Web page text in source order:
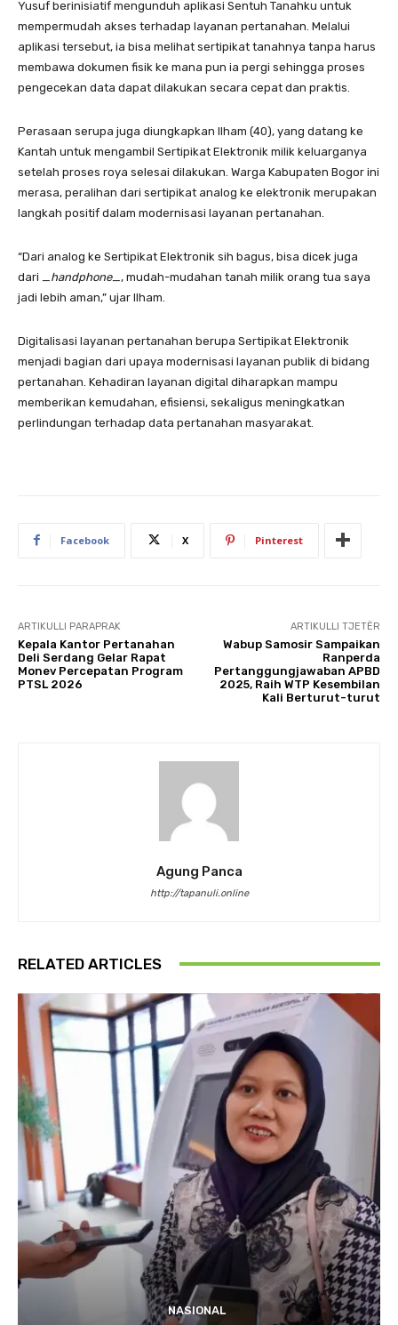
Yusuf berinisiatif mengunduh aplikasi Sentuh Tanahku untuk
mempermudah akses terhadap layanan pertanahan. Melalui
aplikasi tersebut, ia bisa melihat sertipikat tanahnya tanpa harus
membawa dokumen fisik ke mana pun ia pergi sehingga proses
pengecekan data dapat dilakukan secara cepat dan praktis.
Perasaan serupa juga diungkapkan Ilham (40), yang datang ke
Kantah untuk mengambil Sertipikat Elektronik milik keluarganya
setelah proses roya selesai dilakukan. Warga Kabupaten Bogor ini
merasa, peralihan dari sertipikat analog ke elektronik merupakan
langkah positif dalam modernisasi layanan pertanahan.
“Dari analog ke Sertipikat Elektronik sih bagus, bisa dicek juga
dari _ handphone_, mudah-mudahan tanah milik orang tua saya
jadi lebih aman,” ujar Ilham.
Digitalisasi layanan pertanahan berupa Sertipikat Elektronik
menjadi bagian dari upaya modernisasi layanan publik di bidang
pertanahan. Kehadiran layanan digital diharapkan mampu
memberikan kemudahan, efisiensi, sekaligus meningkatkan
perlindungan terhadap data pertanahan masyarakat.
Facebook X Pinterest
ARTIKULLI PARAPRAK
Kepala Kantor Pertanahan
Deli Serdang Gelar Rapat
Monev Percepatan Program
PTSL 2026
ARTIKULLI TJETËR
Wabup Samosir Sampaikan
Ranperda
Pertanggungjawaban APBD
2025, Raih WTP Kesembilan
Kali Berturut-turut
Agung Panca
http://tapanuli.online
RELATED ARTICLES
NASIONAL